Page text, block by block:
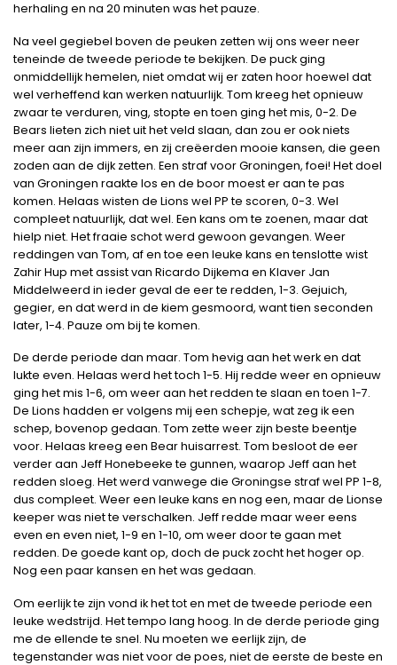
herhaling en na 20 minuten was het pauze.
Na veel gegiebel boven de peuken zetten wij ons weer neer
teneinde de tweede periode te bekijken. De puck ging
onmiddellijk hemelen, niet omdat wij er zaten hoor hoewel dat
wel verheffend kan werken natuurlijk. Tom kreeg het opnieuw
zwaar te verduren, ving, stopte en toen ging het mis, 0-2. De
Bears lieten zich niet uit het veld slaan, dan zou er ook niets
meer aan zijn immers, en zij creëerden mooie kansen, die geen
zoden aan de dijk zetten. Een straf voor Groningen, foei! Het doel
van Groningen raakte los en de boor moest er aan te pas
komen. Helaas wisten de Lions wel PP te scoren, 0-3. Wel
compleet natuurlijk, dat wel. Een kans om te zoenen, maar dat
hielp niet. Het fraaie schot werd gewoon gevangen. Weer
reddingen van Tom, af en toe een leuke kans en tenslotte wist
Zahir Hup met assist van Ricardo Dijkema en Klaver Jan
Middelweerd in ieder geval de eer te redden, 1-3. Gejuich,
gegier, en dat werd in de kiem gesmoord, want tien seconden
later, 1-4. Pauze om bij te komen.
De derde periode dan maar. Tom hevig aan het werk en dat
lukte even. Helaas werd het toch 1-5. Hij redde weer en opnieuw
ging het mis 1-6, om weer aan het redden te slaan en toen 1-7.
De Lions hadden er volgens mij een schepje, wat zeg ik een
schep, bovenop gedaan. Tom zette weer zijn beste beentje
voor. Helaas kreeg een Bear huisarrest. Tom besloot de eer
verder aan Jeff Honebeeke te gunnen, waarop Jeff aan het
redden sloeg. Het werd vanwege die Groningse straf wel PP 1-8,
dus compleet. Weer een leuke kans en nog een, maar de Lionse
keeper was niet te verschalken. Jeff redde maar weer eens
even en even niet, 1-9 en 1-10, om weer door te gaan met
redden. De goede kant op, doch de puck zocht het hoger op.
Nog een paar kansen en het was gedaan.
Om eerlijk te zijn vond ik het tot en met de tweede periode een
leuke wedstrijd. Het tempo lang hoog. In de derde periode ging
me de ellende te snel. Nu moeten we eerlijk zijn, de
tegenstander was niet voor de poes, niet de eerste de beste en